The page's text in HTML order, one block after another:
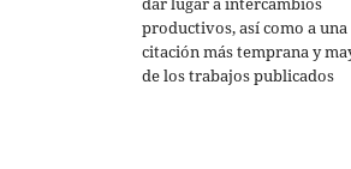
productivos, así como a una
citación más temprana y
de los trabajos publicados